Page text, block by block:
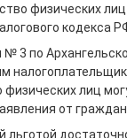
физических
кодекса
3 по
физических лиц
от
льготой